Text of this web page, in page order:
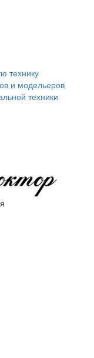
технику
и модельеров
техники